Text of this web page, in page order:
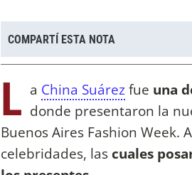
COMPARTÍ ESTA NOTA
L a China Suárezfue una
donde presentaron la
Buenos Aires Fashion Week.
celebridades, las cuales